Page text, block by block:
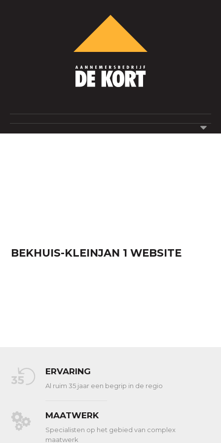
BEKHUIS-KLEINJAN 1 WEBSITE
ERVARING
Al ruim 35 jaar een begrip in de regio
MAATWERK
Specialisten op het gebied van complex
maatwerk